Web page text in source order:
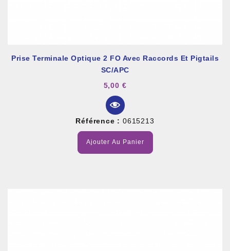
Prise Terminale Optique 2 FO Avec Raccords Et Pigtails
SC/APC
5,00 €
Référence : 0615213
Ajouter Au Panier